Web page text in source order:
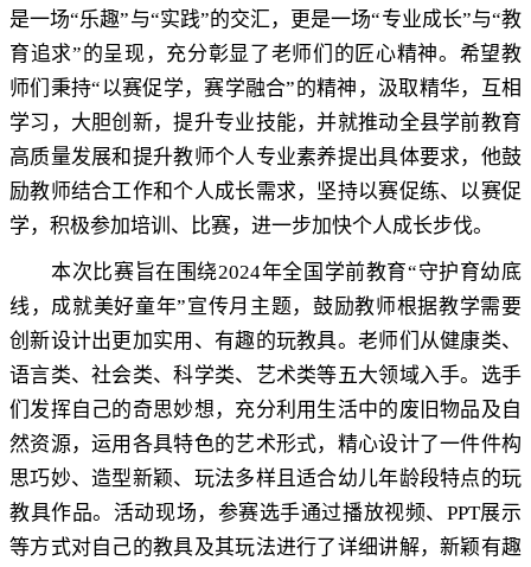
是一场“乐趣”与“实践”的交汇 ， 更是一场“专业成长”与“教
育追求”的呈现，充分彰显了老师们的匠心精神。 希望教
师们秉持“以赛促学，赛学融合”的精神 ， 汲取精华，互相
学习 ， 大胆创新，提升专业技能，并就推动全县学前教育
高质量发展和提升教师个人专业素养提出具体要求，他鼓
励教师结合工作和个人成长需求， 坚持以赛促练、以赛促
学，积极参加培训、比赛， 进一步加快个人成长步伐。
本次比赛旨在围绕2024年全国学前教育“守护育幼底
线 ， 成就美好童年”宣传月主题，鼓励教师根据教学需要
创新设计出更加实用、有趣的玩教具。 老师们从健康类、
语言类、社会类、科学类、艺术类等五大领域入手。选手
们发挥自己的奇思妙想 ， 充分利用生活中的废旧物品及自
然资源，运用各具特色的艺术形式， 精心设计了一件件构
思巧妙、造型新颖、玩法多样且适合幼儿年龄段特点的玩
教具作品。活动现场 ， 参赛选手通过播放视频、 PPT展示
等方式对自己的教具及其玩法进行了详细讲解，新颖有趣